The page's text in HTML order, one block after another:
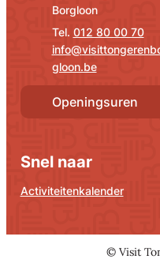
Borgloon
012 80 00 70
info@
gloon.be
Openingsuren
Snel naar
Activiteitenkalender
© Visit